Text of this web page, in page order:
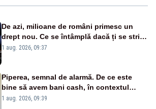
De azi, milioane de români primesc un
drept nou. Ce se întâmplă dacă ți se strică
un produs
1 aug. 2026, 09:37
Piperea, semnal de alarmă. De ce este
bine să avem bani cash, în contextul
alertei energetice?
1 aug. 2026, 09:39